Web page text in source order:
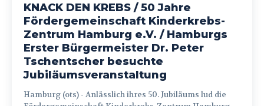
KNACK DEN KREBS / 50 Jahre
Fördergemeinschaft Kinderkrebs-
Zentrum Hamburg e.V. / Hamburgs
Erster Bürgermeister Dr. Peter
Tschentscher besuchte
Jubiläumsveranstaltung
Hamburg (ots) - Anlässlich ihres 50. Jubiläums lud die